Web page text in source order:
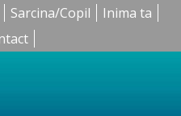
Sarcina/Copil
Inima ta